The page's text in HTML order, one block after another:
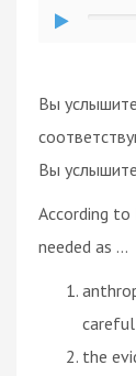
Вы
Вы
According to
needed as …
the